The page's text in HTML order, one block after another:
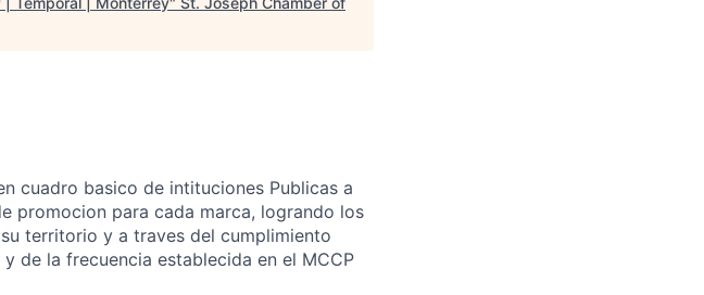
cuadro basico de intituciones Publicas a
promocion para cada marca, logrando los
territorio y a traves del cumplimiento
de la frecuencia establecida en el MCCP